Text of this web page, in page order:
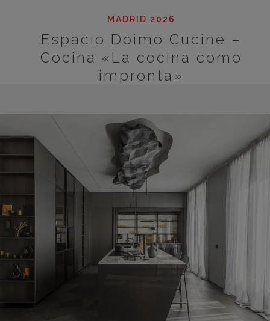
MADRID 2026
Espacio Doimo Cucine –
Cocina «La cocina como
impronta»